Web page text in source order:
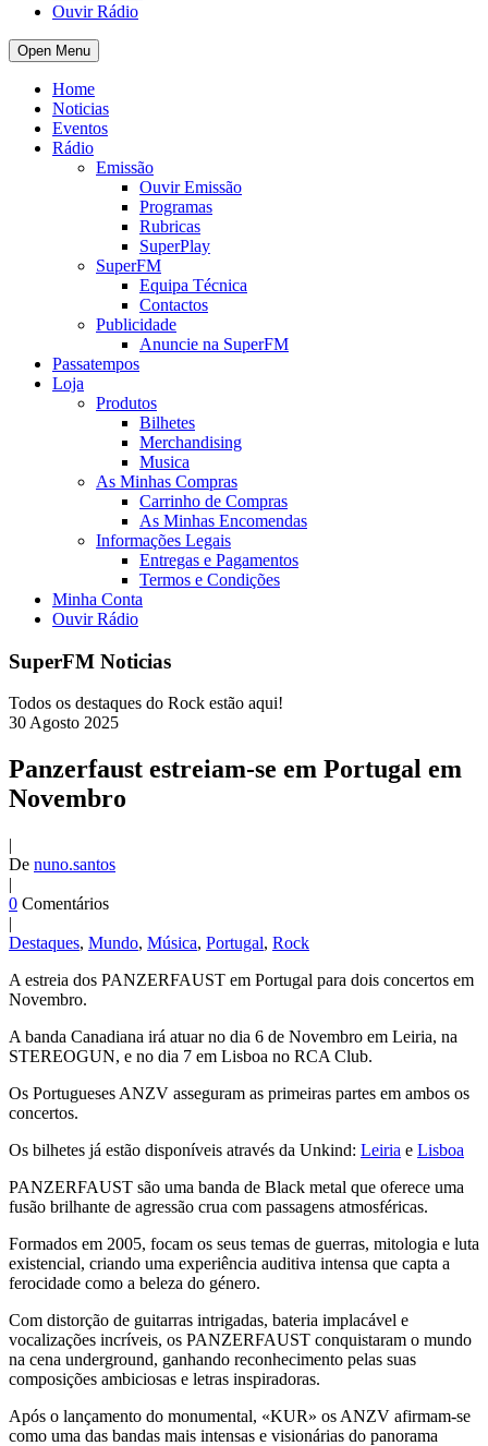
Ouvir Rádio
Open Menu
Home
Noticias
Eventos
Rádio
Emissão
Ouvir Emissão
Programas
Rubricas
SuperPlay
SuperFM
Equipa Técnica
Contactos
Publicidade
Anuncie na SuperFM
Passatempos
Loja
Produtos
Bilhetes
Merchandising
Musica
As Minhas Compras
Carrinho de Compras
As Minhas Encomendas
Informações Legais
Entregas e Pagamentos
Termos e Condições
Minha Conta
Ouvir Rádio
SuperFM Noticias
Todos os destaques do Rock estão aqui!
30Agosto 2025
Panzerfaust estreiam-se em Portugal em
Novembro
|
De nuno.santos
|
0 Comentários
|
Destaques, Mundo, Música, Portugal, Rock
A estreia dos PANZERFAUST em Portugal para dois concertos em
Novembro.
A banda Canadiana irá atuar no dia 6 de Novembro em Leiria, na
STEREOGUN, e no dia 7 em Lisboa no RCA Club.
Os Portugueses ANZV asseguram as primeiras partes em ambos os
concertos.
Os bilhetes já estão disponíveis através da Unkind: Leiria e Lisboa
PANZERFAUST são uma banda de Black metal que oferece uma
fusão brilhante de agressão crua com passagens atmosféricas.
Formados em 2005, focam os seus temas de guerras, mitologia e luta
existencial, criando uma experiência auditiva intensa que capta a
ferocidade como a beleza do género.
Com distorção de guitarras intrigadas, bateria implacável e
vocalizações incríveis, os PANZERFAUST conquistaram o mundo
na cena underground, ganhando reconhecimento pelas suas
composições ambiciosas e letras inspiradoras.
Após o lançamento do monumental, «KUR» os ANZV afirmam-se
como uma das bandas mais intensas e visionárias do panorama